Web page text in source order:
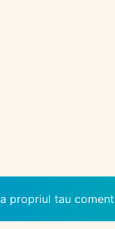
propriul tau